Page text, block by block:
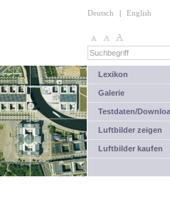
Deutsch | English
Lexikon
Galerie
Testdaten/
Luftbilder zeigen
Luftbilder kaufen